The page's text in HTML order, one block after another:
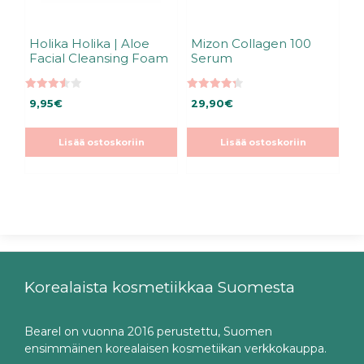
Holika Holika | Aloe
Facial Cleansing Foam
3.50
5:stä
9,95€
Lisää ostoskoriin
Mizon Collagen 100
Serum
4.33
5:stä
29,90€
Lisää ostoskoriin
Korealaista kosmetiikkaa Suomesta
Bearel on vuonna 2016 perustettu, Suomen
ensimmäinen korealaisen kosmetiikan verkkokauppa.